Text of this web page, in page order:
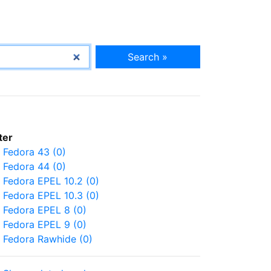
Search »
Fedora 43 (0)
Fedora 44 (0)
Fedora EPEL 10.2 (0)
Fedora EPEL 10.3 (0)
Fedora EPEL 8 (0)
Fedora EPEL 9 (0)
Fedora Rawhide (0)